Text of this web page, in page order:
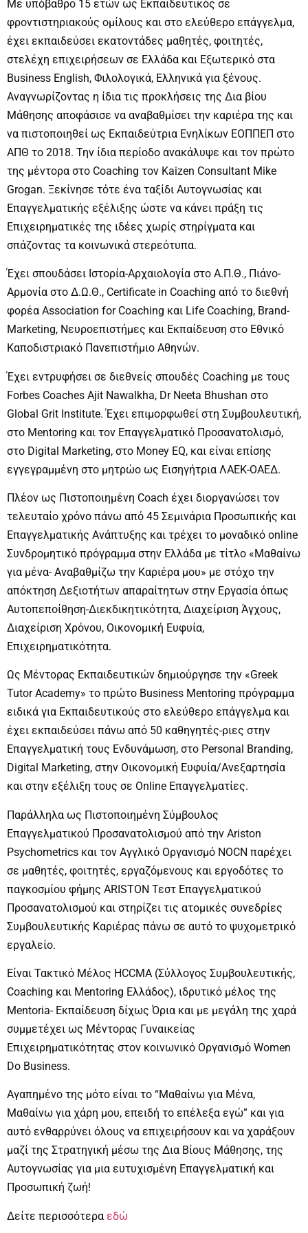
Με υπόβαθρο 15 ετών ως Εκπαιδευτικός σε
φροντιστηριακούς ομίλους και στο ελεύθερο επάγγελμα,
έχει εκπαιδεύσει εκατοντάδες μαθητές, φοιτητές,
στελέχη επιχειρήσεων σε Ελλάδα και Εξωτερικό στα
Business English, Φιλολογικά, Ελληνικά για ξένους.
Αναγνωρίζοντας η ίδια τις προκλήσεις της Δια βίου
Μάθησης αποφάσισε να αναβαθμίσει την καριέρα της και
να πιστοποιηθεί ως Εκπαιδεύτρια Ενηλίκων ΕΟΠΠΕΠ στο
ΑΠΘ το 2018. Την ίδια περίοδο ανακάλυψε και τον πρώτο
της μέντορα στο Coaching τον Kaizen Consultant Mike
Grogan. Ξεκίνησε τότε ένα ταξίδι Αυτογνωσίας και
Επαγγελματικής εξέλιξης ώστε να κάνει πράξη τις
Επιχειρηματικές της ιδέες χωρίς στηρίγματα και
σπάζοντας τα κοινωνικά στερεότυπα.
Έχει σπουδάσει Ιστορία-Αρχαιολογία στο Α.Π.Θ., Πιάνο-
Αρμονία στο Δ.Ω.Θ., Certificate in Coaching από το διεθνή
φορέα Association for Coaching και Life Coaching, Brand-
Marketing, Νευροεπιστήμες και Εκπαίδευση στο Εθνικό
Καποδιστριακό Πανεπιστήμιο Αθηνών.
Έχει εντρυφήσει σε διεθνείς σπουδές Coaching με τους
Forbes Coaches Ajit Nawalkha, Dr Neeta Bhushan στο
Global Grit Institute. Έχει επιμορφωθεί στη Συμβουλευτική,
στο Μentoring και τον Επαγγελματικό Προσανατολισμό,
στο Digital Marketing, στο Money ΕQ, και είναι επίσης
εγγεγραμμένη στο μητρώο ως Εισηγήτρια ΛΑΕΚ-ΟΑΕΔ.
Πλέον ως Πιστοποιημένη Coach έχει διοργανώσει τον
τελευταίο χρόνο πάνω από 45 Σεμινάρια Προσωπικής και
Επαγγελματικής Ανάπτυξης και τρέχει το μοναδικό online
Συνδρομητικό πρόγραμμα στην Ελλάδα με τίτλο «Μαθαίνω
για μένα- Αναβαθμίζω την Καριέρα μου» με στόχο την
απόκτηση Δεξιοτήτων απαραίτητων στην Εργασία όπως
Αυτοπεποίθηση-Διεκδικητικότητα, Διαχείριση Άγχους,
Διαχείριση Χρόνου, Οικονομική Ευφυία,
Επιχειρηματικότητα.
Ως Μέντορας Εκπαιδευτικών δημιούργησε την «Greek
Tutor Academy» το πρώτο Business Mentoring πρόγραμμα
ειδικά για Εκπαιδευτικούς στο ελεύθερο επάγγελμα και
έχει εκπαιδεύσει πάνω από 50 καθηγητές-ριες στην
Επαγγελματική τους Ενδυνάμωση, στο Personal Branding,
Digital Marketing, στην Οικονομική Ευφυία/Ανεξαρτησία
και στην εξέλιξη τους σε Online Επαγγελματίες.
Παράλληλα ως Πιστοποιημένη Σύμβουλος
Επαγγελματικού Προσανατολισμού από την Ariston
Psychometrics και τον Αγγλικό Οργανισμό NOCN παρέχει
σε μαθητές, φοιτητές, εργαζόμενους και εργοδότες το
παγκοσμίου φήμης ARISTON Τεστ Επαγγελματικού
Προσανατολισμού και στηρίζει τις ατομικές συνεδρίες
Συμβουλευτικής Καριέρας πάνω σε αυτό το ψυχομετρικό
εργαλείο.
Είναι Τακτικό Μέλος HCCMA (Σύλλογος Συμβουλευτικής,
Coaching και Mentoring Ελλάδος), ιδρυτικό μέλος της
Mentoria- Εκπαίδευση δίχως Όρια και με μεγάλη της χαρά
συμμετέχει ως Μέντορας Γυναικείας
Επιχειρηματικότητας στον κοινωνικό Οργανισμό Women
Do Business.
Αγαπημένο της μότο είναι το “Μαθαίνω για Μένα,
Μαθαίνω για χάρη μου, επειδή το επέλεξα εγώ” και για
αυτό ενθαρρύνει όλους να επιχειρήσουν και να χαράξουν
μαζί της Στρατηγική μέσω της Δια Βίους Μάθησης, της
Αυτογνωσίας για μια ευτυχισμένη Επαγγελματική και
Προσωπική ζωή!
Δείτε περισσότερα εδώ